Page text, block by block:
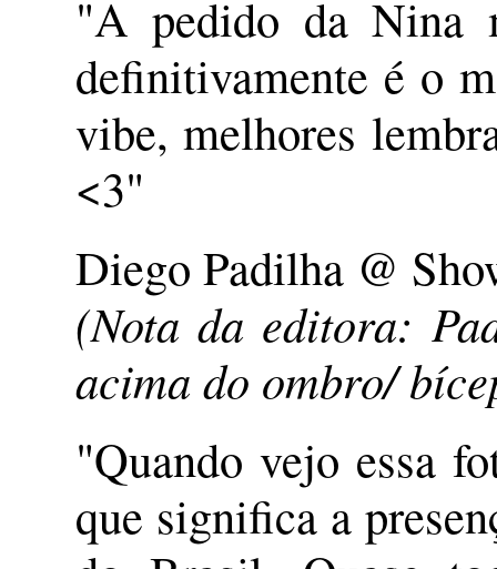
"A pedido da Nina
definitivamente é o
vibe, melhores
<3"
Diego Padilha @
(Nota da editora:
acima do ombro/
"Quando vejo essa
que significa a